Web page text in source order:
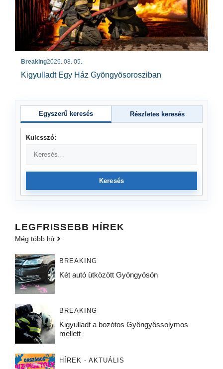
Breaking2026. 08. 05.
Kigyulladt Egy Ház Gyöngyösorosziban
Egyszerű keresés Részletes keresés
Kulcsszó:
Keresés
LEGFRISSEBB HÍREK
Még több hír
BREAKING
Két autó ütközött Gyöngyösön
BREAKING
Kigyulladt a bozótos Gyöngyössolymos
mellett
HÍREK - AKTUÁLIS